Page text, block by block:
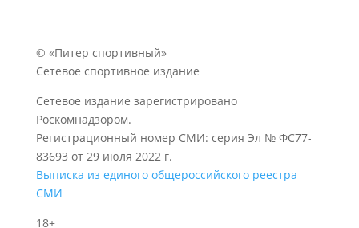
© «Питер спортивный»
Сетевое спортивное издание
Сетевое издание зарегистрировано
Роскомнадзором.
Регистрационный номер СМИ: серия Эл № ФС77-
83693 от 29 июля 2022 г.
Выписка из единого общероссийского реестра
СМИ
18+